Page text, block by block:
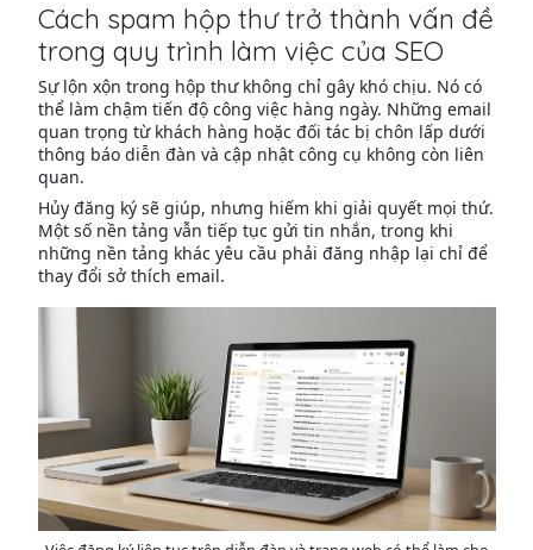
Cách spam hộp thư trở thành vấn đề
trong quy trình làm việc của SEO
Sự lộn xộn trong hộp thư không chỉ gây khó chịu. Nó có
thể làm chậm tiến độ công việc hàng ngày. Những email
quan trọng từ khách hàng hoặc đối tác bị chôn lấp dưới
thông báo diễn đàn và cập nhật công cụ không còn liên
quan.
Hủy đăng ký sẽ giúp, nhưng hiếm khi giải quyết mọi thứ.
Một số nền tảng vẫn tiếp tục gửi tin nhắn, trong khi
những nền tảng khác yêu cầu phải đăng nhập lại chỉ để
thay đổi sở thích email.